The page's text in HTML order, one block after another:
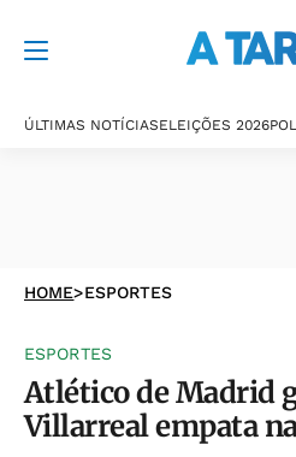
ÚLTIMAS NOTÍCIASELEIÇÕES 2026
HOME>ESPORTES
ESPORTES
Atlético de Madrid
Villarreal empata